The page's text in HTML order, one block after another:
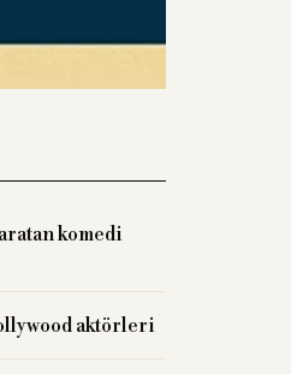
komedi
aktörleri